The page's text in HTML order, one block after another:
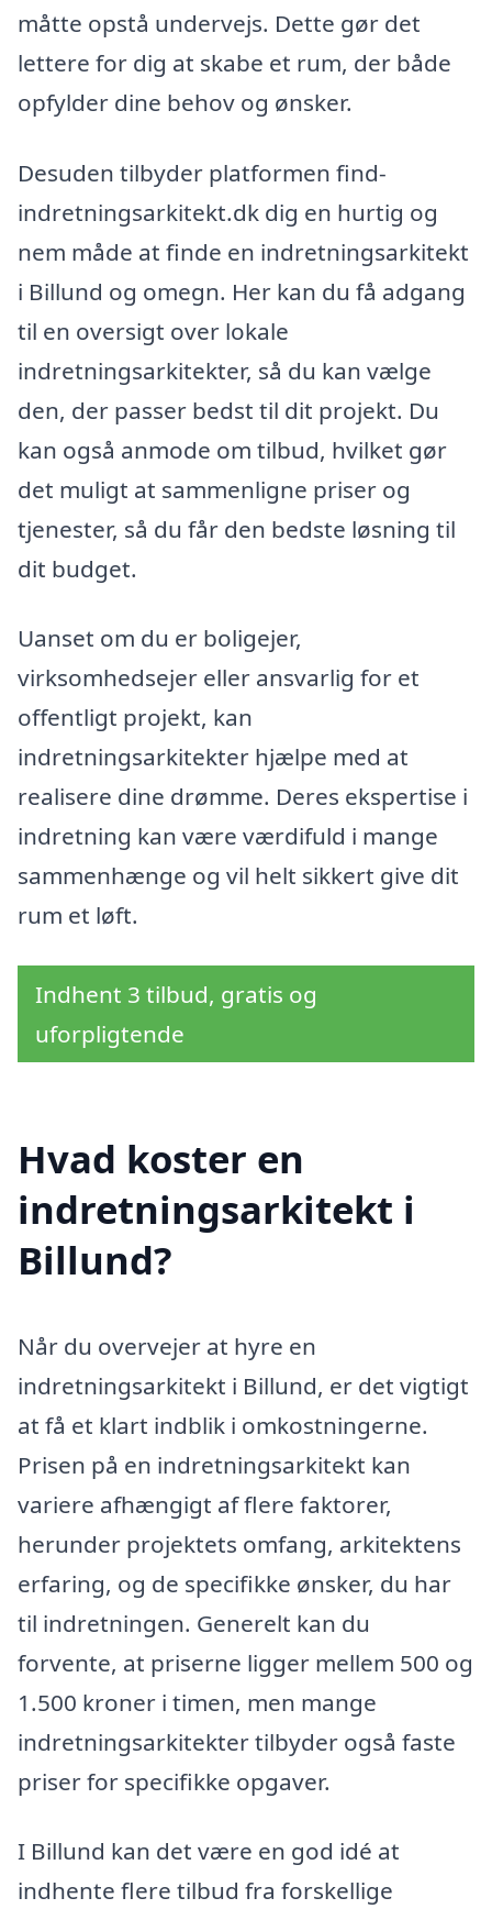
måtte opstå undervejs. Dette gør det
lettere for dig at skabe et rum, der både
opfylder dine behov og ønsker.
Desuden tilbyder platformen find-
indretningsarkitekt.dk dig en hurtig og
nem måde at finde en indretningsarkitekt
i Billund og omegn. Her kan du få adgang
til en oversigt over lokale
indretningsarkitekter, så du kan vælge
den, der passer bedst til dit projekt. Du
kan også anmode om tilbud, hvilket gør
det muligt at sammenligne priser og
tjenester, så du får den bedste løsning til
dit budget.
Uanset om du er boligejer,
virksomhedsejer eller ansvarlig for et
offentligt projekt, kan
indretningsarkitekter hjælpe med at
realisere dine drømme. Deres ekspertise i
indretning kan være værdifuld i mange
sammenhænge og vil helt sikkert give dit
rum et løft.
Indhent 3 tilbud, gratis og
uforpligtende
Hvad koster en
indretningsarkitekt i
Billund?
Når du overvejer at hyre en
indretningsarkitekt i Billund, er det vigtigt
at få et klart indblik i omkostningerne.
Prisen på en indretningsarkitekt kan
variere afhængigt af flere faktorer,
herunder projektets omfang, arkitektens
erfaring, og de specifikke ønsker, du har
til indretningen. Generelt kan du
forvente, at priserne ligger mellem 500 og
1.500 kroner i timen, men mange
indretningsarkitekter tilbyder også faste
priser for specifikke opgaver.
I Billund kan det være en god idé at
indhente flere tilbud fra forskellige